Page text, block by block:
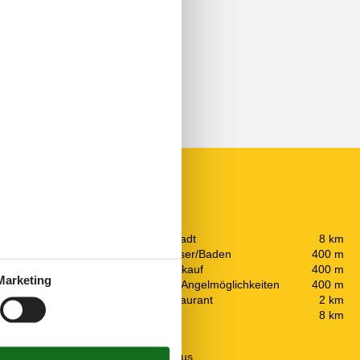
Die nächste Stadt
8 km
Entf. zum Wasser/Baden
400 m
Entfernung Einkauf
400 m
Entfernung zu Angelmöglichkeiten
400 m
Nächstes Restaurant
2 km
8 km
Energiesparhaus